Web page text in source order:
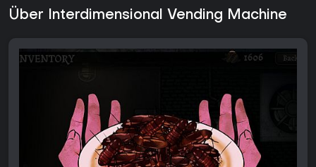
Über Interdimensional Vending Machine